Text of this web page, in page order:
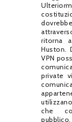
ritorna
Huston.
VPN
private
che